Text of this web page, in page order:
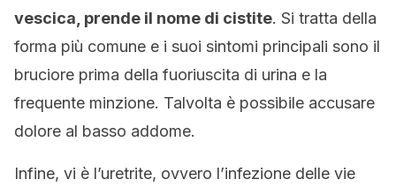
vescica, prende il nome di cistite. Si tratta della
forma più comune e i suoi sintomi principali sono il
bruciore prima della fuoriuscita di urina e la
frequente minzione. Talvolta è possibile accusare
dolore al basso addome.
Infine, vi è l’uretrite, ovvero l’infezione delle vie